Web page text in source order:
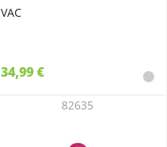
VAC
34,99 €
82635